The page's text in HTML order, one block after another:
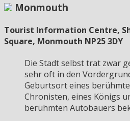
Monmouth
Tourist Information Centre,
Square, Monmouth NP25 3DY
Die Stadt selbst trat zwar
sehr oft in den
Geburtsort eines
Chronisten, eines Königs
berühmten Autobauers